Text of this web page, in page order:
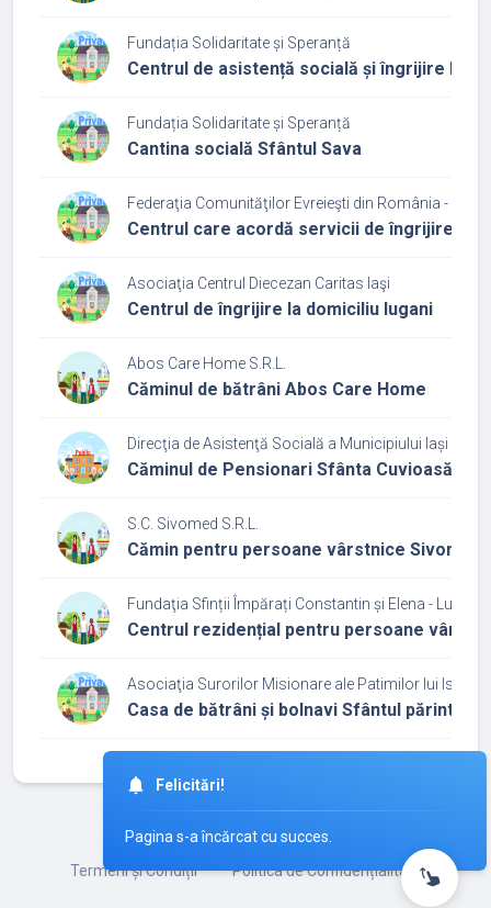
Fundația Solidaritate și Speranță
Centrul de asistență socială și îngrijire la
Fundația Solidaritate și Speranță
Cantina socială Sfântul Sava
Federaţia Comunităţilor Evreieşti din România -
Centrul care acordă servicii de îngrijire și
Asociaţia Centrul Diecezan Caritas Iaşi
Centrul de îngrijire la domiciliu Iugani
Abos Care Home S.R.L.
Căminul de bătrâni Abos Care Home
Direcţia de Asistenţă Socială a Municipiului Iași
Căminul de Pensionari Sfânta Cuvioasă
S.C. Sivomed S.R.L.
Cămin pentru persoane vârstnice Sivomed
Fundaţia Sfinții Împărați Constantin și Elena -
Centrul rezidențial pentru persoane
Asociaţia Surorilor Misionare ale Patimilor lui Isus -
Casa de bătrâni și bolnavi Sfântul părinte
Termeni și Condiții Politica de Confidențialitateswipe_up